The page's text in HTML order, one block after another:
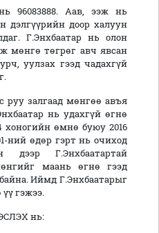
96083888. Аав, ээж нь
дэлгүүрийн доор халуун
Г.Энхбаатар нь олон
мөнгө төгрөг авч явсан
уулзах гээд чадахгүй
руу залгаад мөнгөө авъя
нь удахгүй өгнө
хоногийн өмнө буюу 2016
ний өдөр гэрт нь очиход
Г.Энхбаатартай
маань өгнө гээд
Иймд Г.Энхбаатарыг
гэжээ.
нь: